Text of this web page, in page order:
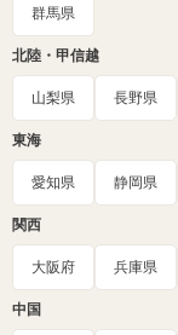
群馬県
北陸・甲信越
山梨県 長野県
東海
愛知県 静岡県
関西
大阪府 兵庫県
中国